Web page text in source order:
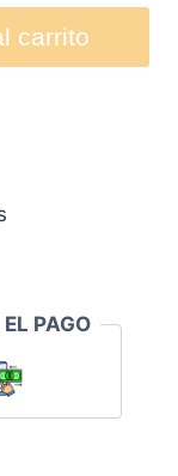
carrito
PAGO